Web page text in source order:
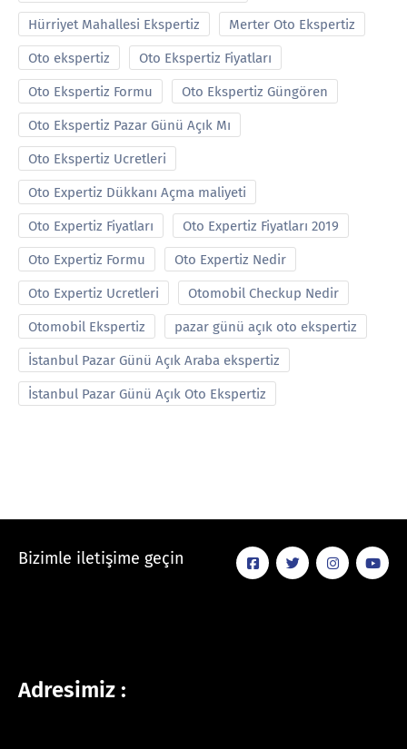
Hürriyet Mahallesi Ekspertiz Merter Oto Ekspertiz
Oto ekspertiz Oto Ekspertiz Fiyatları
Oto Ekspertiz Formu Oto Ekspertiz Güngören
Oto Ekspertiz Pazar Günü Açık Mı
Oto Ekspertiz Ucretleri
Oto Expertiz Dükkanı Açma maliyeti
Oto Expertiz Fiyatları Oto Expertiz Fiyatları 2019
Oto Expertiz Formu Oto Expertiz Nedir
Oto Expertiz Ucretleri Otomobil Checkup Nedir
Otomobil Ekspertiz pazar günü açık oto ekspertiz
İstanbul Pazar Günü Açık Araba ekspertiz
İstanbul Pazar Günü Açık Oto Ekspertiz
Bizimle iletişime geçin
Adresimiz :